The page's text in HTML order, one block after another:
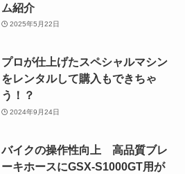
ム紹介
2025年5月22日
プロが仕上げたスペシャルマシン
をレンタルして購入もできちゃ
う！？
2024年9月24日
バイクの操作性向上 高品質ブレ
ーキホースにGSX-S1000GT用が